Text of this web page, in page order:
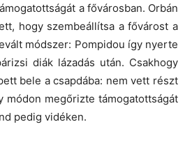
a fővárosban. Orbán
hogy szembeállítsa a fővárost a
módszer: Pompidou így nyerte
diák lázadás után. Csakhogy
bele a csapdába: nem vett részt
módon megőrizte támogatottságát
pedig vidéken.